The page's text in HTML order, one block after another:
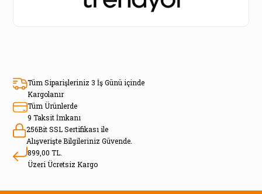
Tüm Siparişleriniz 3 İş Günü içinde
Kargolanır
Tüm Ürünlerde
9 Taksit İmkanı
256Bit SSL Sertifikası ile
Alışverişte Bilgileriniz Güvende.
899,00 TL.
Üzeri Ücretsiz Kargo